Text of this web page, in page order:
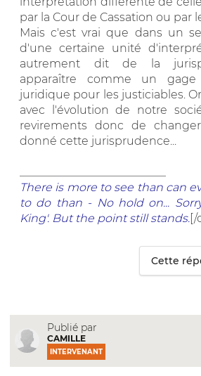
par la Cour de Cassation ou par
Mais c'est vrai que dans un
d'une certaine unité
autrement dit de la
apparaître comme un
juridique pour les justiciables.
avec l'évolution de notre
revirements donc de
donné cette jurisprudence...
There is more to see than can
to do than - No hold on...
King'. But the point still stands.[/
Cette
Publié par
CAMILLE
INTERVENANT